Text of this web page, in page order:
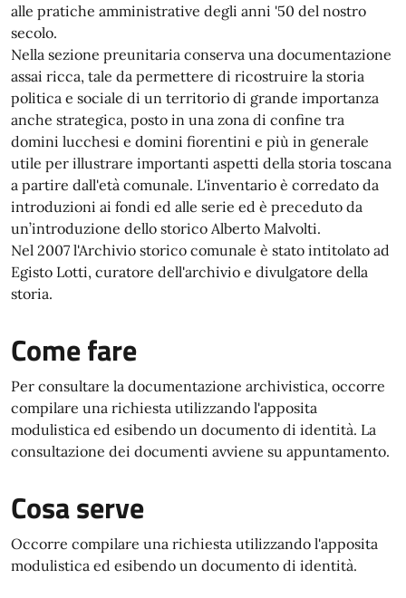
alle pratiche amministrative degli anni '50 del nostro
secolo.
Nella sezione preunitaria conserva una documentazione
assai ricca, tale da permettere di ricostruire la storia
politica e sociale di un territorio di grande importanza
anche strategica, posto in una zona di confine tra
domini lucchesi e domini fiorentini e più in generale
utile per illustrare importanti aspetti della storia toscana
a partire dall'età comunale. L'inventario è corredato da
introduzioni ai fondi ed alle serie ed è preceduto da
un’introduzione dello storico Alberto Malvolti.
Nel 2007 l'Archivio storico comunale è stato intitolato ad
Egisto Lotti, curatore dell'archivio e divulgatore della
storia.
Come fare
Per consultare la documentazione archivistica, occorre
compilare una richiesta utilizzando l'apposita
modulistica ed esibendo un documento di identità. La
consultazione dei documenti avviene su appuntamento.
Cosa serve
Occorre compilare una richiesta utilizzando l'apposita
modulistica ed esibendo un documento di identità.